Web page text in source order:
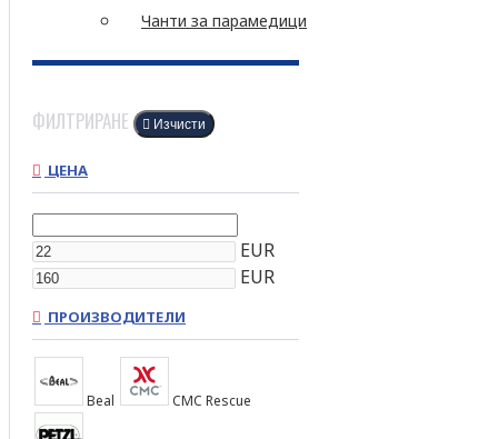
Чанти за парамедици
ФИЛТРИРАНЕ Изчисти
ЦЕНА
EUR
EUR
ПРОИЗВОДИТЕЛИ
Beal CMC Rescue